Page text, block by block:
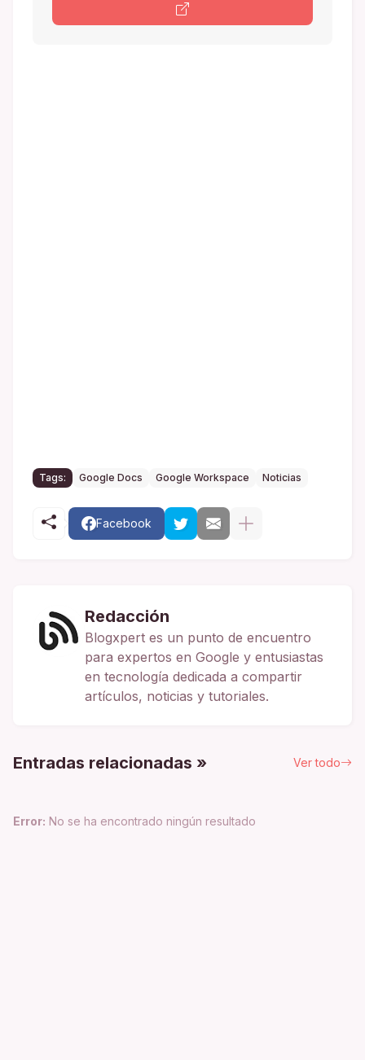
Tags: Google Docs Google Workspace Noticias
Facebook
Redacción
Blogxpert es un punto de encuentro
para expertos en Google y entusiastas
en tecnología dedicada a compartir
artículos, noticias y tutoriales.
Entradas relacionadas » Ver todo
Error: No se ha encontrado ningún resultado